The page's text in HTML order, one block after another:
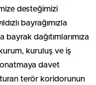
desteğimizi
bayrağımızla
dağıtımlarımıza
kuruluş ve iş
davet
terör koridorunun